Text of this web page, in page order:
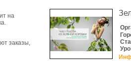
на
заказы,